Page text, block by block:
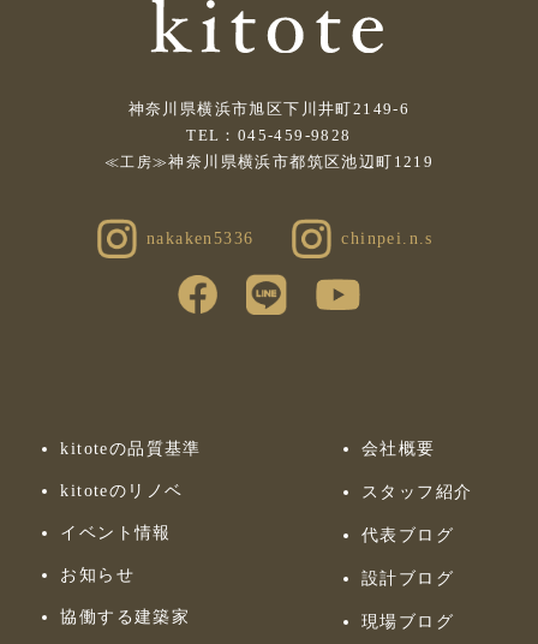
神奈川県横浜市旭区下川井町2149-6
TEL：045-459-9828
≪工房≫神奈川県横浜市都筑区池辺町1219
nakaken5336 chinpei.n.s
kitoteの品質基準
kitoteのリノベ
イベント情報
お知らせ
協働する建築家
会社概要
スタッフ紹介
代表ブログ
設計ブログ
現場ブログ